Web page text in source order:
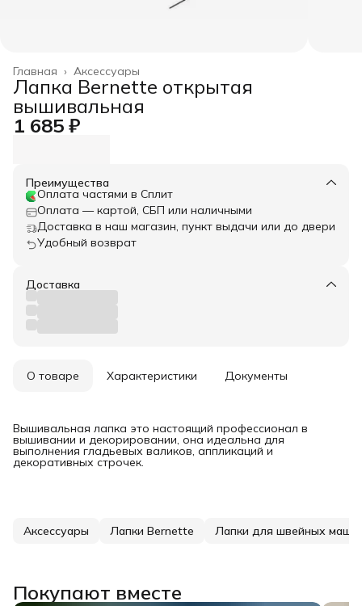
Аксессуары
Главная ›
Лапка Bernette открытая
вышивальная
1 685 ₽
Преимущества
Оплата частями в Сплит
Оплата — картой, СБП или наличными
Доставка в наш магазин, пункт выдачи или до двери
Удобный возврат
Доставка
О товаре Характеристики Документы
Вышивальная лапка это настоящий профессионал в
вышивании и декорировании, она идеальна для
выполнения гладьевых валиков, аппликаций и
декоративных строчек.
Аксессуары Лапки Bernette Лапки для швейных
Покупают вместе